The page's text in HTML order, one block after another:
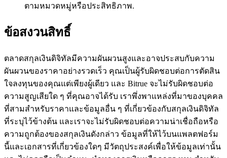
Crypto World Cup 2026: Grand Finale
77,777+3k Rewards
ตามหมวดหมู่หรือประสิทธิภาพ.
ข้อสงวนสิทธิ์
ตลาดสกุลเงินดิจิทัลมีความผันผวนสูงและอาจประสบกับความ
ผันผวนของราคาอย่างรวดเร็ว คุณเป็นผู้รับผิดชอบต่อการตัดสิน
ใจลงทุนของคุณแต่เพียงผู้เดียว และ Bitrue จะไม่รับผิดชอบต่อ
ความสูญเสียใด ๆ ที่คุณอาจได้รับ เราพึ่งพาแหล่งที่มาของบุคคล
ที่สามสำหรับราคาและข้อมูลอื่น ๆ ที่เกี่ยวข้องกับสกุลเงินดิจิทัล
ที่ระบุไว้ข้างต้น และเราจะไม่รับผิดชอบต่อความน่าเชื่อถือหรือ
ความถูกต้องของสกุลเงินดังกล่าว ข้อมูลที่ให้ไว้บนแพลตฟอร์ม
นี้และเอกสารที่เกี่ยวข้องใดๆ มีวัตถุประสงค์เพื่อให้ข้อมูลเท่านั้น